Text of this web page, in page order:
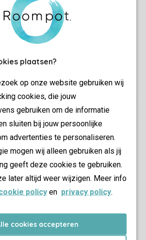
plaatsen?
op onze website gebruiken wij
cookies, die jouw
gebruiken om de informatie
sluiten bij jouw persoonlijke
advertenties te personaliseren.
mogen wij alleen gebruiken als jij
geeft deze cookies te gebruiken.
later altijd weer wijzigen. Meer info
policy en privacy policy.
cookies accepteren